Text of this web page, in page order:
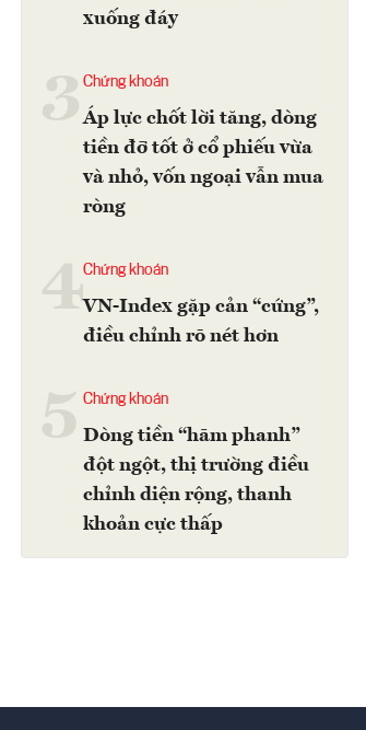
xuống đáy
Chứng khoán
Áp lực chốt lời tăng, dòng
tiền đỡ tốt ở cổ phiếu vừa
và nhỏ, vốn ngoại vẫn mua
ròng
4Chứng khoán
VN-Index gặp cản “cứng”,
điều chỉnh rõ nét hơn
Chứng khoán
Dòng tiền “hãm phanh”
đột ngột, thị trường điều
chỉnh diện rộng, thanh
khoản cực thấp